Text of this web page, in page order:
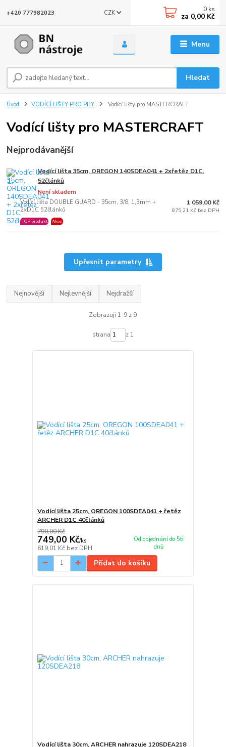
Menu
CZK
Hledat
+420 777982023 0 ks
za 0,00 Kč
Úvod VODÍCÍ LIŠTY PRO PILY Vodící lišty pro MASTERCRAFT
Vodící lišty pro MASTERCRAFT
Nejprodávanější
1.
Vodící lišta 35cm, OREGON 140SDEA041 + 2xřetěz D1C,
52článků
Vodící lišta DOUBLE GUARD - 35cm, 3/8, 1,3mm +
2xD1C 52článků
Není skladem
TOP produkt Akce
1 059,00 Kč
875,21 Kč bez DPH
Upřesnit parametry
Nejnovější Nejlevnější Nejdražší
Zobrazuji 1-9 z 9
strana z 1
Vodící lišta 25cm, OREGON 100SDEA041 + řetěz
ARCHER D1C 40článků
790,00 Kč
749,00 Kč/ks
619,01 Kč bez DPH
Od objednání do 5ti
dnů
Přidat do košíku
Vodící lišta 30cm, ARCHER nahrazuje 120SDEA218